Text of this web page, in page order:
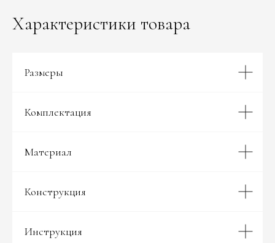
Характеристики товара
Размеры
Комплектация
Материал
Конструкция
Инструкция